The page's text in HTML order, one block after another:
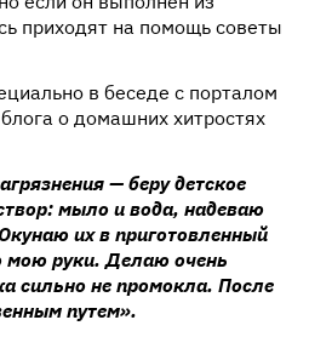
приходят на помощь советы
в беседе с порталом
о домашних хитростях
— беру детское
мыло и вода, надеваю
их в приготовленный
мою руки. Делаю очень
сильно не промокла. После
путем».